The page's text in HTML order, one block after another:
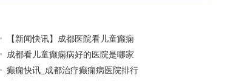
【新闻快讯】成都医院看儿童癫痫
成都看儿童癫痫病好的医院是哪家
癫痫快讯_成都治疗癫痫病医院排行